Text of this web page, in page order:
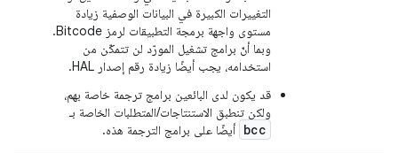
التغييرات الكبيرة في البيانات الوصفية زيادة
مستوى واجهة برمجة التطبيقات لرمز Bitcode.
وبما أنّ برامج تشغيل المورّد لن تتمكّن من
استخدامه، يجب أيضًا زيادة رقم إصدار HAL.
قد يكون لدى البائعين برامج ترجمة خاصة بهم،
ولكن تنطبق الاستنتاجات/المتطلبات الخاصة بـ
bcc أيضًا على برامج الترجمة هذه.